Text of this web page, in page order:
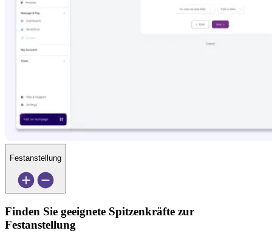
Festanstellung
Finden Sie geeignete Spitzenkräfte zur
Festanstellung